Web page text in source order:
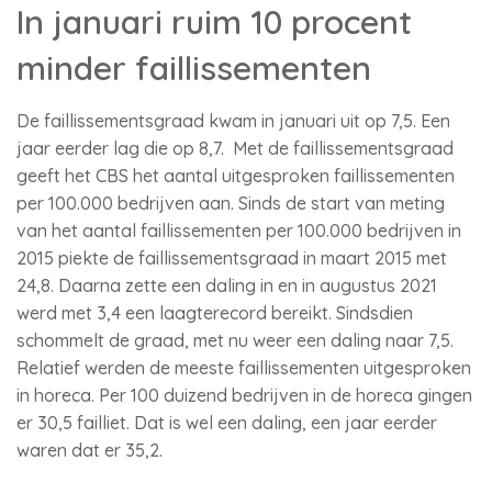
In januari ruim 10 procent
minder faillissementen
De faillissementsgraad kwam in januari uit op 7,5. Een
jaar eerder lag die op 8,7. Met de faillissementsgraad
geeft het CBS het aantal uitgesproken faillissementen
per 100.000 bedrijven aan. Sinds de start van meting
van het aantal faillissementen per 100.000 bedrijven in
2015 piekte de faillissementsgraad in maart 2015 met
24,8. Daarna zette een daling in en in augustus 2021
werd met 3,4 een laagterecord bereikt. Sindsdien
schommelt de graad, met nu weer een daling naar 7,5.
Relatief werden de meeste faillissementen uitgesproken
in horeca. Per 100 duizend bedrijven in de horeca gingen
er 30,5 failliet. Dat is wel een daling, een jaar eerder
waren dat er 35,2.